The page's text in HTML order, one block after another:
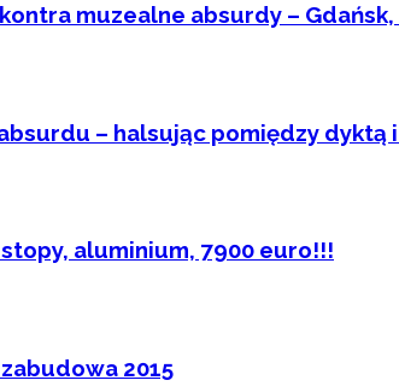
muzealne absurdy – Gdańsk,
– halsując pomiędzy dyktą
aluminium, 7900 euro!!!
2015